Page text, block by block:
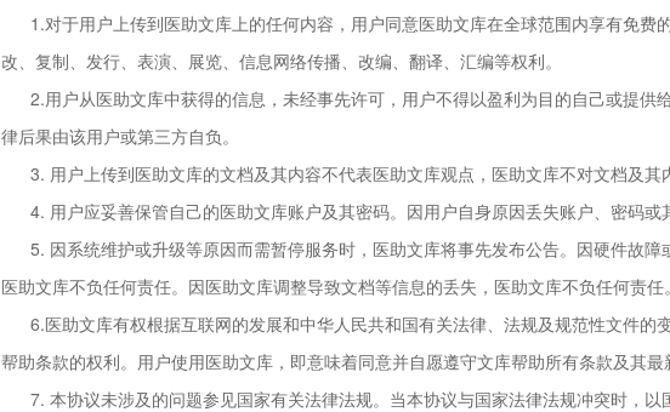
1.对于用户上传到医助文库上的任何内容，用户同意医助文库在全球范围内享有免
改、复制、发行、表演、展览、信息网络传播、改编、翻译、汇编等权利。
2.用户从医助文库中获得的信息，未经事先许可，用户不得以盈利为目的自己或提
律后果由该用户或第三方自负。
3. 用户上传到医助文库的文档及其内容不代表医助文库观点，医助文库不对文档及其
4. 用户应妥善保管自己的医助文库账户及其密码。因用户自身原因丢失账户、密码或
5. 因系统维护或升级等原因而需暂停服务时，医助文库将事先发布公告。因硬件故
医助文库不负任何责任。因医助文库调整导致文档等信息的丢失，医助文库不负任何责任。
6.医助文库有权根据互联网的发展和中华人民共和国有关法律、法规及规范性文件
帮助条款的权利。用户使用医助文库，即意味着同意并自愿遵守文库帮助所有条款及其最
7. 本协议未涉及的问题参见国家有关法律法规。当本协议与国家法律法规冲突时，以